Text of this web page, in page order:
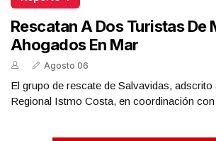
Rescatan A Dos Turistas De
Ahogados En Mar
Agosto 06
El grupo de rescate de Salvavidas,
Regional Istmo Costa, en coordinación con